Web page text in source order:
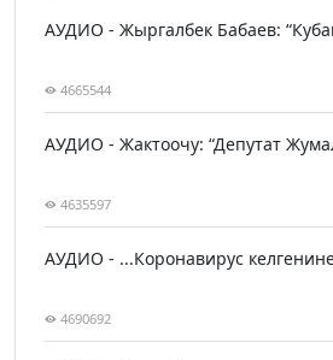
АУДИО - Жыргалбек Бабаев:
4665544
АУДИО - Жактоочу: “Депутат
4635597
АУДИО - ...Коронавирус
4690692